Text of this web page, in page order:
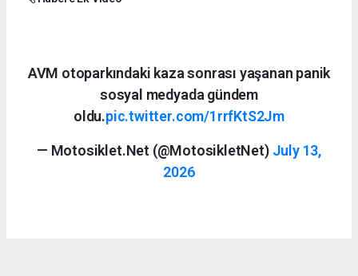
AVM otoparkındaki kaza sonrası yaşanan panik
sosyal medyada gündem
oldu.
pic.twitter.com/1rrfKtS2Jm
— Motosiklet.Net (@MotosikletNet)
July 13,
2026